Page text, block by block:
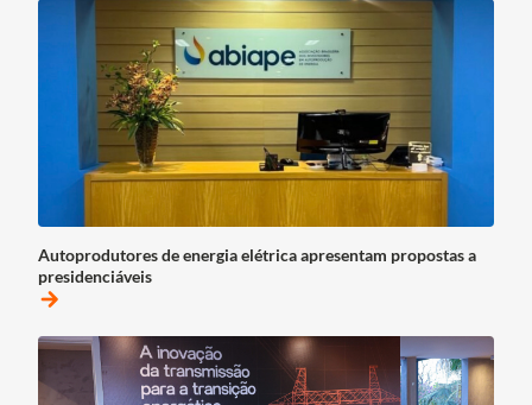
Autoprodutores de energia elétrica apresentam propostas a
presidenciáveis
arrow_forward